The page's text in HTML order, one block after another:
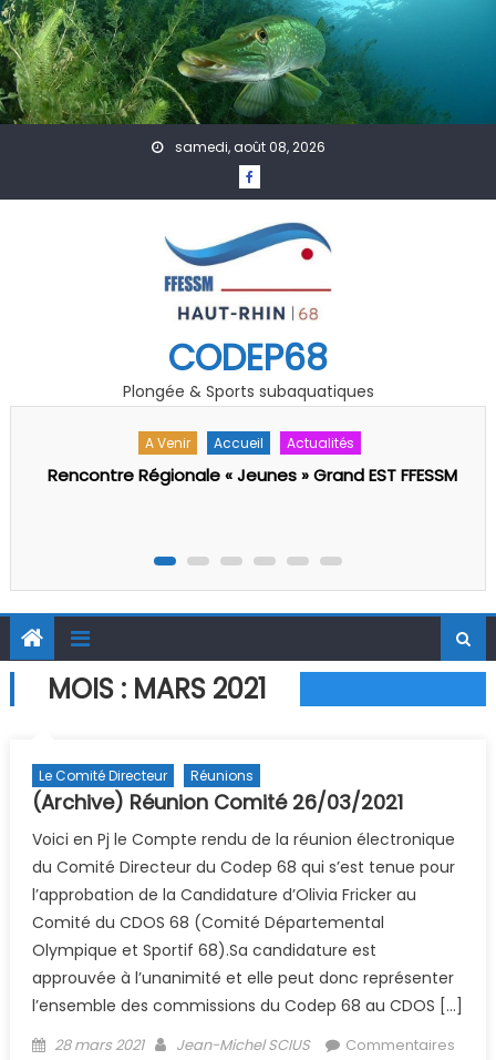
Skip to content
samedi, août 08, 2026
CODEP68
Plongée & Sports subaquatiques
A Venir Le Comité Le Comité Directeur
Assemblé Générale 29/09/2025
MOIS : MARS 2021
Le Comité Directeur Réunions
(Archive) Réunion Comité 26/03/2021
Voici en Pj le Compte rendu de la réunion électronique
du Comité Directeur du Codep 68 qui s’est tenue pour
l’approbation de la Candidature d’Olivia Fricker au
Comité du CDOS 68 (Comité Départemental
Olympique et Sportif 68).Sa candidature est
approuvée à l’unanimité et elle peut donc représenter
l’ensemble des commissions du Codep 68 au CDOS […]
Posted on
28 mars 2021 Author
Jean-Michel SCIUS
Commentaires